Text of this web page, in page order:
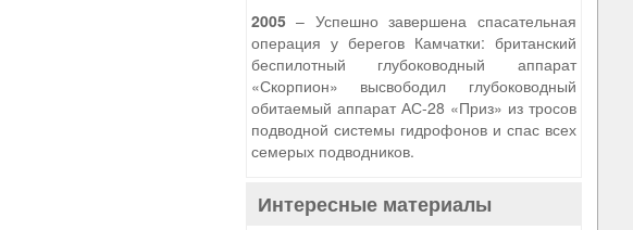
2005– Успешно завершена спасательная
операция у берегов Камчатки: британский
беспилотный глубоководный аппарат
«Скорпион» высвободил глубоководный
обитаемый аппарат АС-28 «Приз» из тросов
подводной системы гидрофонов и спас всех
семерых подводников.
Интересные материалы